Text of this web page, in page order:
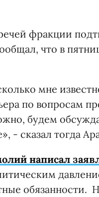
фракции
что в
мне
по вопросам
будем
- сказал тогда
написал
обязанности.